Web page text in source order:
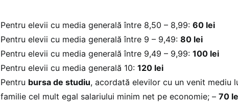
Pentru elevii cu media generală între 8,50 – 8,99: 60 lei
Pentru elevii cu media generală între 9 – 9,49: 80 lei
Pentru elevii cu media generală între 9,49 – 9,99: 100 lei
Pentru elevii cu media generală 10: 120 lei
Pentru bursa de studiu, acordată elevilor cu un venit mediu
familie cel mult egal salariului minim net pe economie; – 70